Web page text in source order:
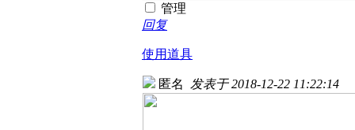
管理
回复
使用道具
匿名 发表于 2018-12-22 11:22:14